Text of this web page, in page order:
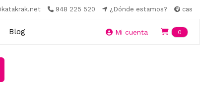
948 225 520 ¿Dónde estamos? cas
Blog Mi cuenta 0